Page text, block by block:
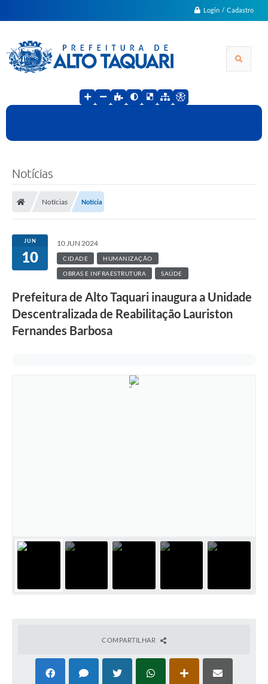
Login / Cadastro
Notícias
Notícias Notícia
JUN
10
10 JUN 2024
CIDADE HUMANIZAÇÃO
OBRAS E INFRAESTRUTURA SAÚDE
Prefeitura de Alto Taquari inaugura a Unidade
Descentralizada de Reabilitação Lauriston
Fernandes Barbosa
COMPARTILHAR